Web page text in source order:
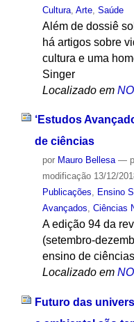
Cultura, Arte, Saúde
Além de dossiê
há artigos sobre
cultura e uma
Singer
Localizado em
‘Estudos
de ciências
por Mauro Bellesa —
modificação13/12/
Publicações, Ensino
Avançados, Ciências
A edição 94 da
(setembro-
ensino de
Localizado em
Futuro das